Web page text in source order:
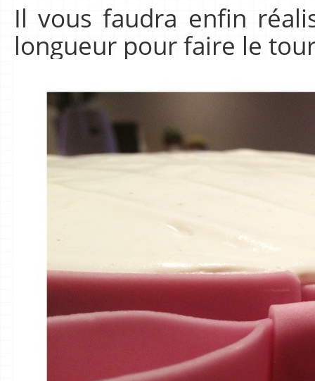
Il vous faudra enfin
longueur pour faire le